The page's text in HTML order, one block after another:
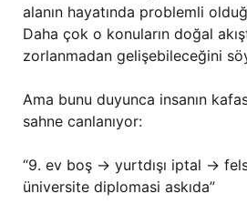
alanın hayatında problemli
Daha çok o konuların doğal
zorlanmadan gelişebileceğini
Ama bunu duyunca insanın
sahne canlanıyor:
“9. ev boş → yurtdışı iptal →
üniversite diplomasi askıda”